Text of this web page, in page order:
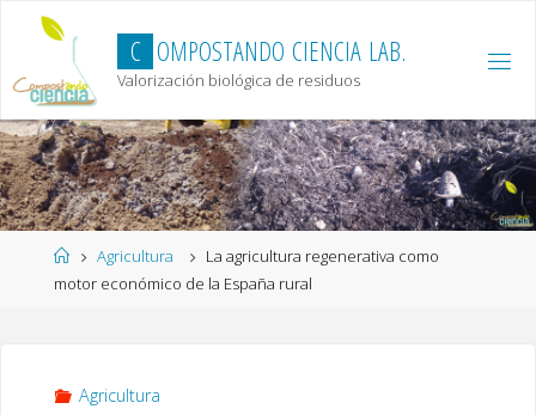
content
C OMPOSTANDO CIENCIA LAB.
Valorización biológica de residuos
HomeAgricultura
La agricultura regenerativa como
motor económico de la España rural
Agricultura